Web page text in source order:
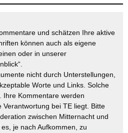
und schätzen Ihre aktive
können auch als eigene
oder in unserer
nicht durch Unterstellungen,
Worte und Links. Solche
Ihre Kommentare werden
bei TE liegt. Bitte
zwischen Mitternacht und
je nach Aufkommen, zu